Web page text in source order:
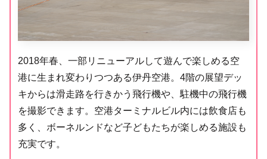
2018年春、一部リニューアルして遊んで楽しめる空
港に生まれ変わりつつある伊丹空港。4階の展望デッ
キからは滑走路を行きかう飛行機や、駐機中の飛行機
を撮影できます。空港ターミナルビル内には飲食店も
多く、ボーネルンドなど子どもたちが楽しめる施設も
充実です。